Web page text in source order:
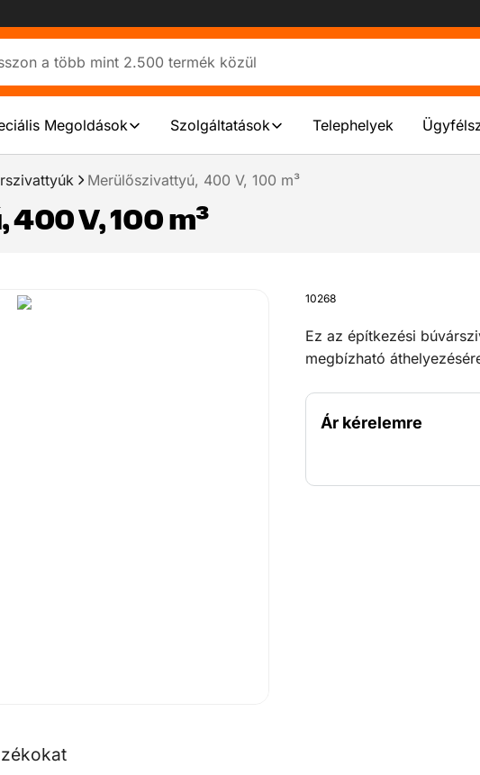
Megoldások Szolgáltatások Telephelyek
Merülőszivattyú, 400 V, 100 m³
V, 100 m³
10268
Ez az építkezési
megbízható
teszi a szivattyút a nagy
például az építési
Ár kérelemre